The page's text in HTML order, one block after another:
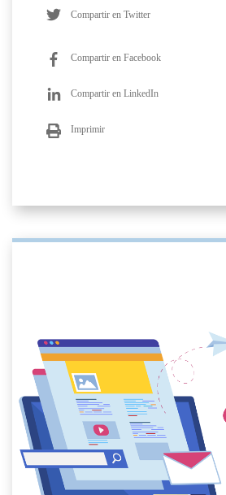
Compartir en Twitter
Compartir en Facebook
Compartir en LinkedIn
Imprimir